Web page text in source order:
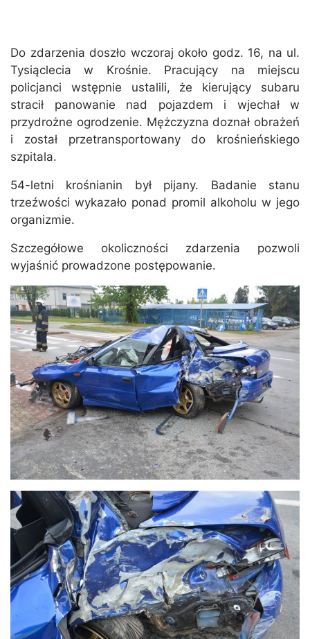
Do zdarzenia doszło wczoraj około godz. 16, na ul.
Tysiąclecia w Krośnie. Pracujący na miejscu
policjanci wstępnie ustalili, że kierujący subaru
stracił panowanie nad pojazdem i wjechał w
przydrożne ogrodzenie. Mężczyzna doznał obrażeń
i został przetransportowany do krośnieńskiego
szpitala.
54-letni krośnianin był pijany. Badanie stanu
trzeźwości wykazało ponad promil alkoholu w jego
organizmie.
Szczegółowe okoliczności zdarzenia pozwoli
wyjaśnić prowadzone postępowanie.